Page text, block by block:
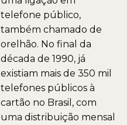
telefone público,
também chamado de
orelhão. No final da
década de 1990, já
existiam mais de 350 mil
telefones públicos à
cartão no Brasil, com
uma distribuição mensal